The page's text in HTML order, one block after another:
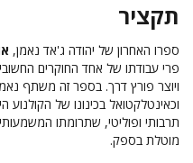
תקציר
ספרו האחרון של יהודה ג'אד נאמן,
פרי עבודתו של אחד החוקרים
ויוצר פורץ דרך. בספר זה משתף
וכאינטלקטואל בכינונו של
תרבותי ופוליטי, שתרומתו
מוטלת בספק.